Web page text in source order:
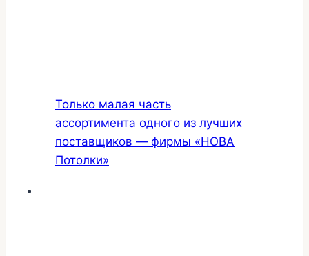
Только малая часть
ассортимента одного из лучших
поставщиков — фирмы «НОВА
Потолки»